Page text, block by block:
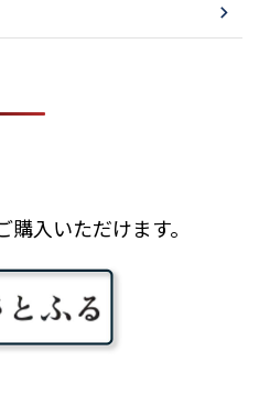
入いただけます。